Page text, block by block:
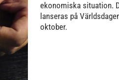
ekonomiska situation.
lanseras på
oktober.